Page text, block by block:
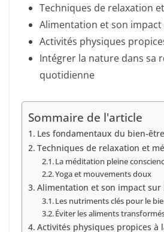
Techniques de relaxation
Alimentation et son
Activités physiques
Intégrer la nature dans sa
quotidienne
Sommaire de l'article
Les fondamentaux du bien-être
Techniques de relaxation et
La méditation pleine
Yoga et mouvements doux
Alimentation et son impact
Les nutriments clés pour le
Éviter les aliments
Activités physiques propices à